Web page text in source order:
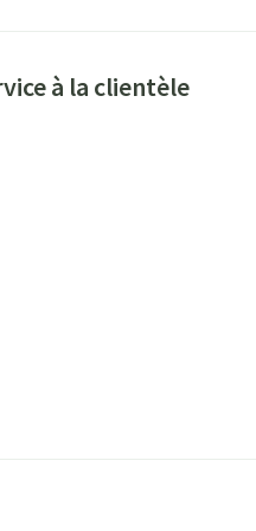
à la clientèle